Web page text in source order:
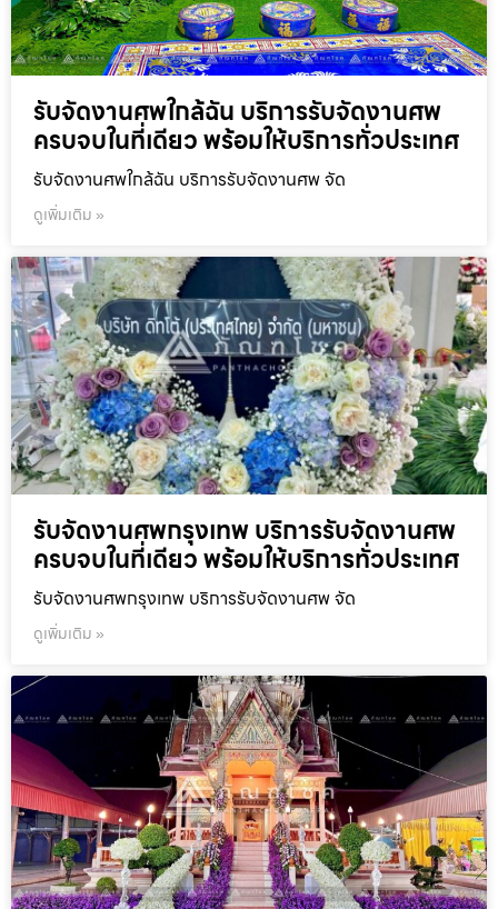
รับจัดงานศพใกล้ฉัน บริการรับจัดงานศพ
ครบจบในที่เดียว พร้อมให้บริการทั่วประเทศ
รับจัดงานศพใกล้ฉัน บริการรับจัดงานศพ จัด
ดูเพิ่มเติม »
รับจัดงานศพกรุงเทพ บริการรับจัดงานศพ
ครบจบในที่เดียว พร้อมให้บริการทั่วประเทศ
รับจัดงานศพกรุงเทพ บริการรับจัดงานศพ จัด
ดูเพิ่มเติม »